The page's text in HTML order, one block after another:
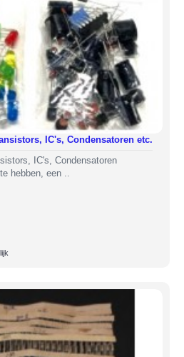
IC's, Condensatoren etc.
IC's, Condensatoren
hebben, een ..